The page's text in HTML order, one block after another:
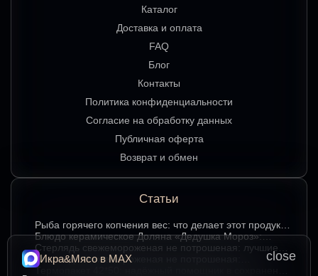
Каталог
Доставка и оплата
FAQ
Блог
Контакты
Политика конфиденциальности
Согласие на обработку данных
Публичная оферта
Возврат и обмен
Статьи
Рыба горячего копчения вес: что делает этот продукт
любимым среди ценителей
Блюдо керамическое Доляна «Дедушка Мороз»:
изюминка праздничного стола в ярком красном цвете
Стерлядь свежемороженая не потрошеная: лучшие
гастрономические сочетания для насыщенного вкуса
Стерлядь свежемороженая не потрошеная:
особенности выбора и использования в кулинарии
Термопакет 42*50: надёжный помощник в сохранении
close
Икра&Мясо в МАХ